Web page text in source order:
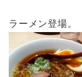
ラーメン登場。